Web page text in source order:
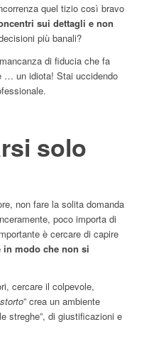
quel tizio così bravo
sui dettagli e non
più banali?
di fiducia che fa
… un idiota! Stai uccidendo
solo
non fare la solita domanda
poco importa di
è cercare di capire
in modo che non si
cercare il colpevole,
” crea un ambiente
streghe”, di giustificazioni e